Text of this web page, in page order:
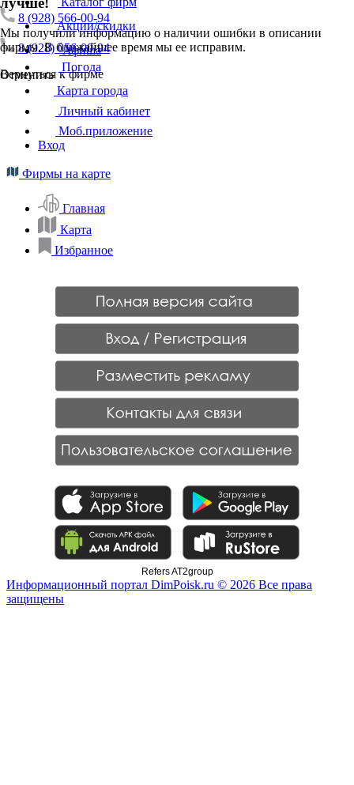
8 (928) 566-00-94
8 (928) 056-00-94
Отменить
Мы получили информацию о наличии ошибки в описании
фирмы. В ближайшее время мы ее исправим.
Вернуться к фирме
Акции/скидки
Афиша
Погода
Карта города
Личный кабинет
Моб.приложение
Вход
Фирмы на карте
Главная
Карта
Избранное
Refers AT2group
Информационный портал DimPoisk.ru © 2026 Все права
защищены